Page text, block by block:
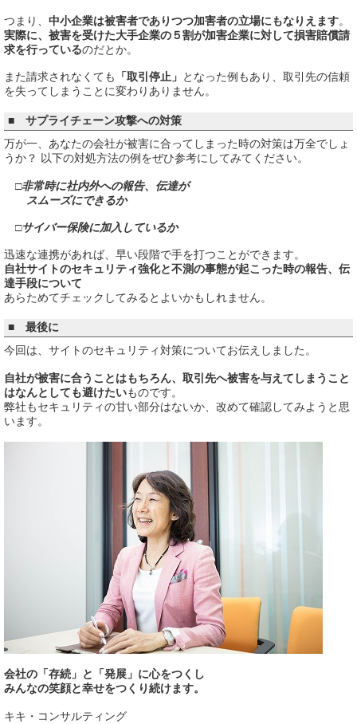
つまり、 中小企業は被害者でありつつ加害者の立場にもなりえます。
実際に、被害を受けた大手企業の５割が加害企業に対して損害賠償請
求を行っているのだとか。
また請求されなくても 「取引停止」 となった例もあり、取引先の信頼
を失ってしまうことに変わりありません。
■ サプライチェーン攻撃への対策
万が一、あなたの会社が被害に合ってしまった時の対策は万全でしょ
うか？ 以下の対処方法の例をぜひ参考にしてみてください。
□非常時に社内外への報告、伝達が
スムーズにできるか
□サイバー保険に加入しているか
迅速な連携があれば、早い段階で手を打つことができます。
自社サイトのセキュリティ強化と不測の事態が起こった時の報告、伝
達手段について
あらためてチェックしてみるとよいかもしれません。
■ 最後に
今回は、サイトのセキュリティ対策についてお伝えしました。
自社が被害に合うことはもちろん、取引先へ被害を与えてしまうこと
はなんとしても避けたいものです。
弊社もセキュリティの甘い部分はないか、改めて確認してみようと思
います。
会社の「存続」と「発展」に心をつくし
みんなの笑顔と幸せをつくり続けます。
キキ・コンサルティング